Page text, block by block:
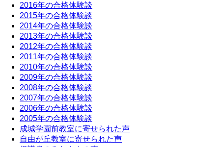
2016年の合格体験談
2015年の合格体験談
2014年の合格体験談
2013年の合格体験談
2012年の合格体験談
2011年の合格体験談
2010年の合格体験談
2009年の合格体験談
2008年の合格体験談
2007年の合格体験談
2006年の合格体験談
2005年の合格体験談
成城学園前教室に寄せられた声
自由が丘教室に寄せられた声